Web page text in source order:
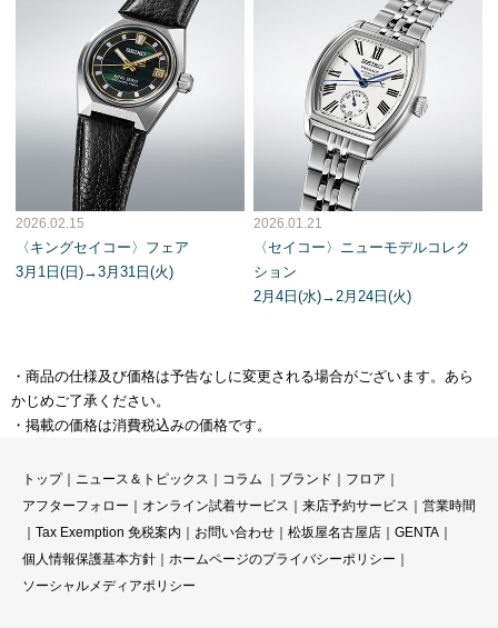
2026.02.15
〈キングセイコー〉フェア
3月1日(日)→3月31日(火)
2026.01.21
〈セイコー〉ニューモデルコレク
ション
2月4日(水)→2月24日(火)
・商品の仕様及び価格は予告なしに変更される場合がございます。あら
かじめご了承ください。
・掲載の価格は消費税込みの価格です。
トップ｜ ニュース＆トピックス コラム ｜ ブランド フロア
アフターフォロー
オンライン試着サービス 来店予約サービス
営業時間
Tax Exemption 免税案内 お問い合わせ 松坂屋名古屋店 GENTA
個人情報保護基本方針
ホームページのプライバシーポリシー
ソーシャルメディアポリシー